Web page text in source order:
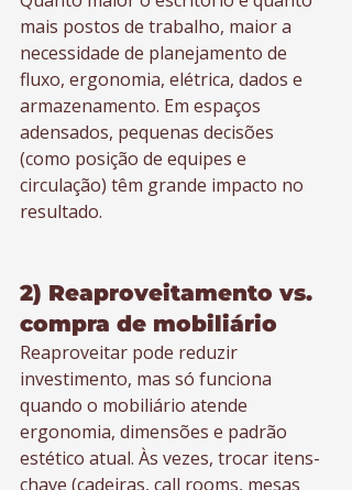
mais postos de trabalho, maior a
necessidade de planejamento de
fluxo, ergonomia, elétrica, dados e
armazenamento. Em espaços
adensados, pequenas decisões
(como posição de equipes e
circulação) têm grande impacto no
resultado.
2) Reaproveitamento vs.
compra de mobiliário
Reaproveitar pode reduzir
investimento, mas só funciona
quando o mobiliário atende
ergonomia, dimensões e padrão
estético atual. Às vezes, trocar itens-
chave (cadeiras, call rooms, mesas